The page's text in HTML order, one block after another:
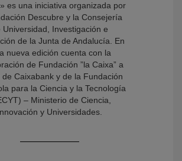
es una iniciativa organizada por
Descubre y la Consejería
Universidad, Investigación e
de la Junta de Andalucía. En
nueva edición cuenta con la
de Fundación ”la Caixa” a
de Caixabank y de la Fundación
para la Ciencia y la Tecnología
– Ministerio de Ciencia,
y Universidades.